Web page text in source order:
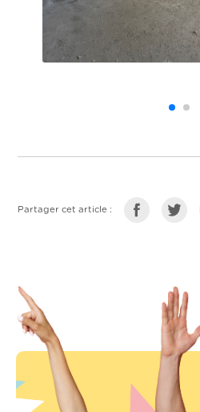
Partager cet article :